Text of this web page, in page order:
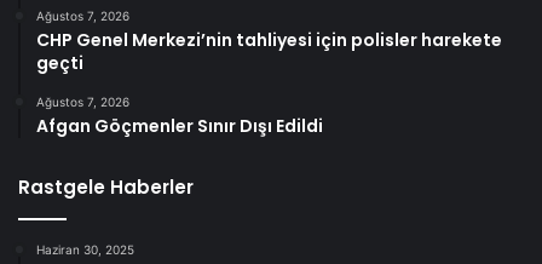
Ağustos 7, 2026
CHP Genel Merkezi’nin tahliyesi için polisler harekete
geçti
Ağustos 7, 2026
Afgan Göçmenler Sınır Dışı Edildi
Rastgele Haberler
Haziran 30, 2025